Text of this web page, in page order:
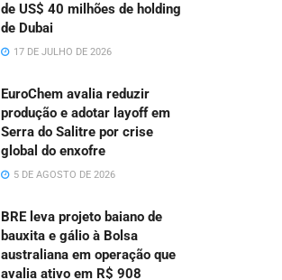
de US$ 40 milhões de holding
de Dubai
17 DE JULHO DE 2026
EuroChem avalia reduzir
produção e adotar layoff em
Serra do Salitre por crise
global do enxofre
5 DE AGOSTO DE 2026
BRE leva projeto baiano de
bauxita e gálio à Bolsa
australiana em operação que
avalia ativo em R$ 908